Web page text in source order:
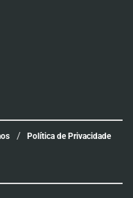
Política de Privacidade